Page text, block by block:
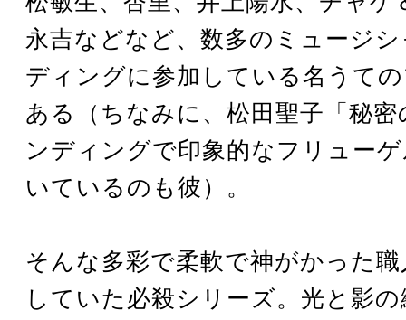
永吉などなど、数多のミュージ
ディングに参加している名うて
ある（ちなみに、松田聖子「秘
ンディングで印象的なフリュー
いているのも彼）。
そんな多彩で柔軟で神がかった
していた必殺シリーズ。光と影